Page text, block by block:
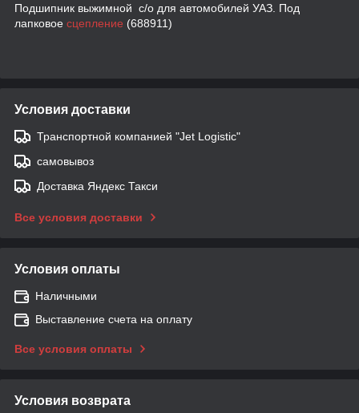
Подшипник выжимной с/о для автомобилей УАЗ. Под
лапковое сцепление (688911)
Условия доставки
Транспортной компанией "Jet Logistic"
самовывоз
Доставка Яндекс Такси
Все условия доставки
Условия оплаты
Наличными
Выставление счета на оплату
Все условия оплаты
Условия возврата